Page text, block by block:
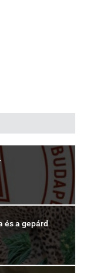
és a gepárd